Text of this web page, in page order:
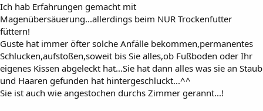
Ich hab Erfahrungen gemacht mit
Magenübersäuerung...allerdings beim NUR Trockenfutter
füttern!
Guste hat immer öfter solche Anfälle bekommen,permanentes
Schlucken,aufstoßen,soweit bis Sie alles,ob Fußboden oder Ihr
eigenes Kissen abgeleckt hat...Sie hat dann alles was sie an Staub
und Haaren gefunden hat hintergeschluckt...^^
Sie ist auch wie angestochen durchs Zimmer gerannt...!